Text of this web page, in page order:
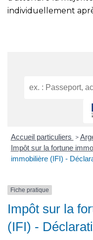
individuellement
Accueil particuliers >
Impôt sur la fortune
immobilière (IFI) -
Fiche pratique
Impôt sur la
(IFI) -